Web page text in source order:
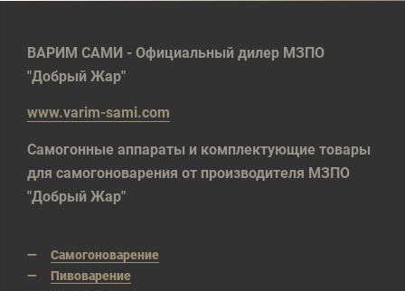
ВАРИМ САМИ - Официальный дилер МЗПО
"Добрый Жар"
www.varim-sami.com
Самогонные аппараты и комплектующие товары
для самогоноварения от производителя МЗПО
"Добрый Жар"
Самогоноварение
Пивоварение